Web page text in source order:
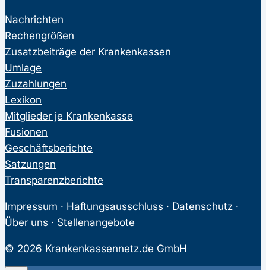
Nachrichten
Rechengrößen
Zusatzbeiträge der Krankenkassen
Umlage
Zuzahlungen
Lexikon
Mitglieder je Krankenkasse
Fusionen
Geschäftsberichte
Satzungen
Transparenzberichte
Impressum · Haftungsausschluss · Datenschutz ·
Über uns · Stellenangebote
© 2026 Krankenkassennetz.de GmbH